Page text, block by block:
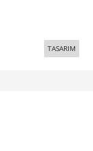
TASARIM